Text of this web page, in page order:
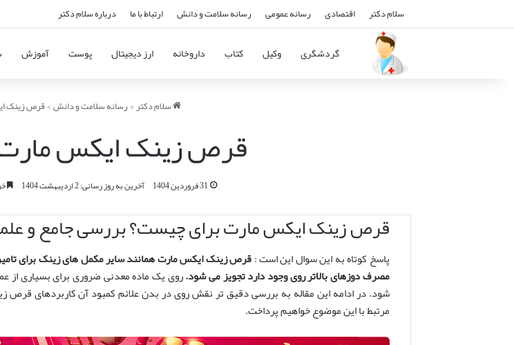
سلام دکتر اقتصادی رسانه عمومی رسانه سلامت و دانش ارتباط با ما درباره سلام دکتر
گردشگری وکیل کتاب داروخانه ارز دیجیتال پوست آموزش
سلام دکتر>رسانه سلامت و دانش>قرص زینک
قرص زینک ایکس
31 فروردین 1404 آخرین به روز رسانی: 2 اردیبهشت 1404
قرص زینک ایکس مارت برای چیست؟ بررسی جامع و
پاسخ کوتاه به این سوال این است :قرص زینک ایکس مارت همانند سایر مکمل های زینک برای
مصرف دوزهای بالاتر روی وجود دارد تجویز می شود.روی یک ماده معدنی ضروری برای بسیاری از
شود. در ادامه این مقاله به بررسی دقیق تر نقش روی در بدن علائم کمبود آن کاربردهای
مرتبط با این موضوع خواهیم پرداخت.